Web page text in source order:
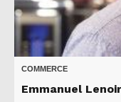
COMMERCE
Emmanuel